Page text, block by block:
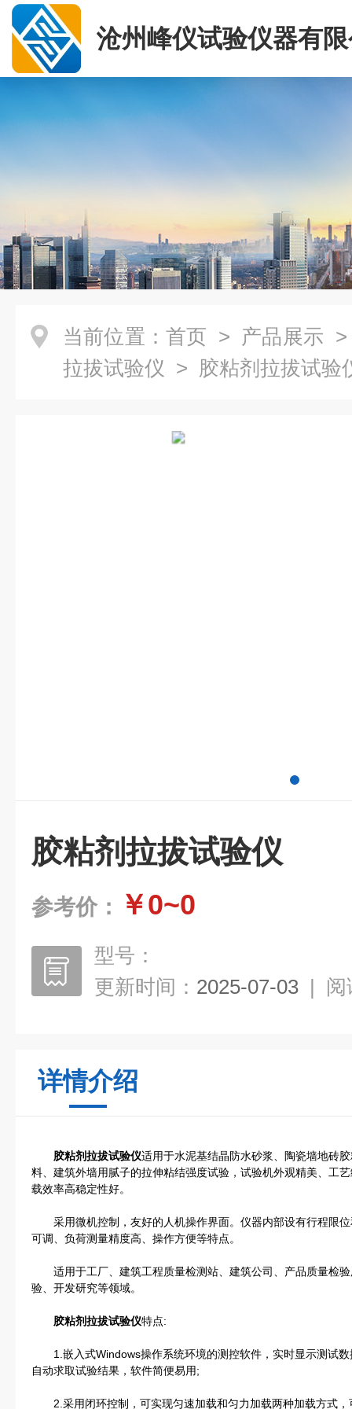
沧州峰仪试验仪器有
当前位置： 首页 > 产品展示
拉拔试验仪 > 胶粘剂拉拔试验
胶粘剂拉拔试验仪
参考价： ￥0~0
型号：
更新时间： 2025-07-03 | 阅
详情介绍
胶粘剂拉拔试验仪适用于水泥基结晶防水砂浆、陶瓷墙地砖
料、建筑外墙用腻子的拉伸粘结强度试验，试验机外观精美、工
载效率高稳定性好。
采用微机控制，友好的人机操作界面。仪器内部设有行程限位
可调、负荷测量精度高、操作方便等特点。
适用于工厂、建筑工程质量检测站、建筑公司、产品质量检验
验、开发研究等领域。
胶粘剂拉拔试验仪特点:
1.嵌入式Windows操作系统环境的测控软件，实时显示测试数
自动求取试验结果，软件简便易用;
2.采用闭环控制，可实现匀速加载和匀力加载两种加载方式，